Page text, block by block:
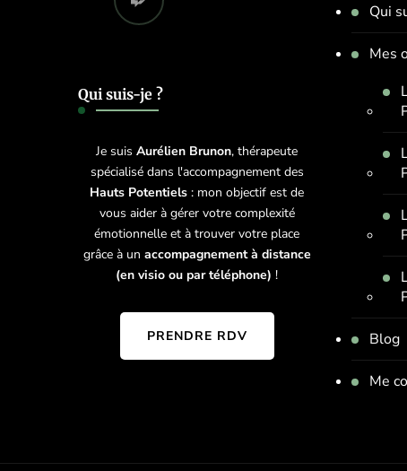
Qui suis-je ?
Je suisAurélien Brunon, thérapeute
spécialisé dans l'accompagnement des
Hauts Potentiels : mon objectif est de
vous aider à gérer votre complexité
émotionnelle et à trouver votre place
grâce à un accompagnement à distance
(en visio ou par téléphone) !
PRENDRE RDV
Qui
Mes
Blog
Me